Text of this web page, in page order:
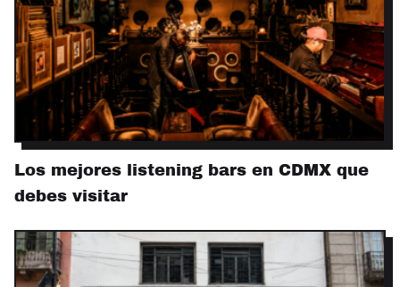
Los mejores listening bars en CDMX que
debes visitar